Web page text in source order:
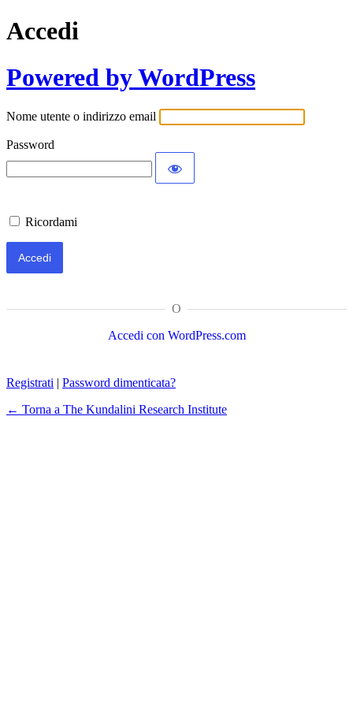
Accedi
Powered by WordPress
Nome utente o indirizzo email
Password
Ricordami
O
Accedi con WordPress.com
Registrati | Password dimenticata?
← Torna a The Kundalini Research Institute